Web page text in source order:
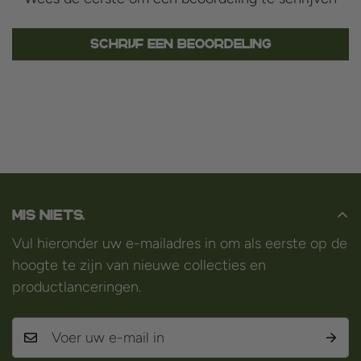
Schrijf een beoordeling
Mis niets.
Vul hieronder uw e-mailadres in om als eerste op de
hoogte te zijn van nieuwe collecties en
productlanceringen.